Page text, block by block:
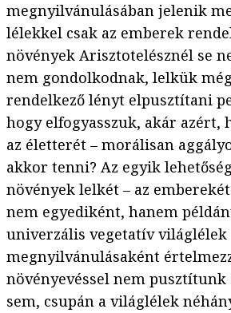
megnyilvánulásában jelenik
lélekkel csak az emberek
növények Arisztotelésznél se
nem gondolkodnak, lelkük
rendelkező lényt elpusztítani
hogy elfogyasszuk, akár azért,
az életterét – morálisan
akkor tenni? Az egyik
növények lelkét – az
nem egyediként, hanem
univerzális vegetatív világlélek
megnyilvánulásaként
növényevéssel nem
sem, csupán a világlélek